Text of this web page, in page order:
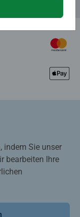
indem Sie unser
bearbeiten Ihre